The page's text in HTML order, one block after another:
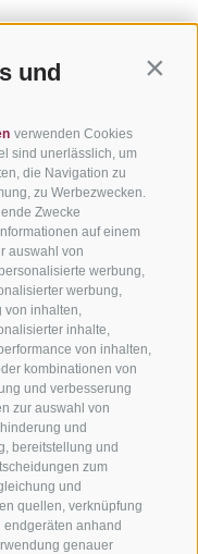
und
verwenden Cookies
sind unerlässlich, um
die Navigation zu
zu Werbezwecken.
Zwecke
auf einem
auswahl von
werbung,
werbung,
von inhalten,
inhalte,
von inhalten,
kombinationen von
und verbesserung
zur auswahl von
und
bereitstellung und
zum
und
quellen, verknüpfung
anhand
genauer